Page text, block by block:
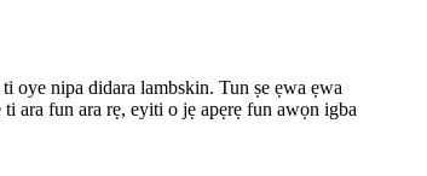
oye nipa didara lambskin. Tun ṣe ẹwa ẹwa
ara fun ara rẹ, eyiti o jẹ apẹrẹ fun awọn igba